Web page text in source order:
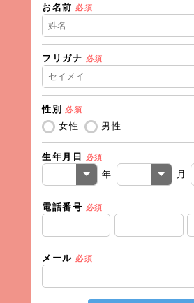
お名前 必須
フリガナ 必須
性別 必須
女性 男性
生年月日 必須
年 月
電話番号 必須
メール 必須